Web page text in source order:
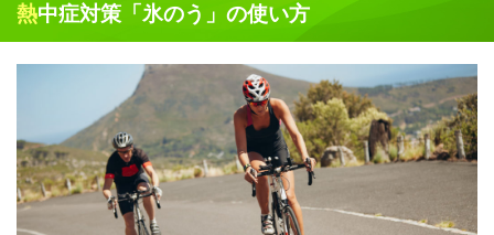
熱中症対策「氷のう」の使い方